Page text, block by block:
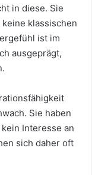
in diese. Sie
klassischen
ist im
ausgeprägt,
Sie haben
Interesse an
sich daher oft